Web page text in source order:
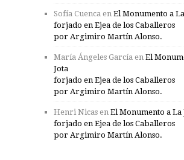
Sofía Cuenca en El Monumento a
forjado en Ejea de los Caballeros
por Argimiro Martín Alonso.
María Ángeles García en El
Jota
forjado en Ejea de los Caballeros
por Argimiro Martín Alonso.
Henri Nicas en El Monumento a La
forjado en Ejea de los Caballeros
por Argimiro Martín Alonso.